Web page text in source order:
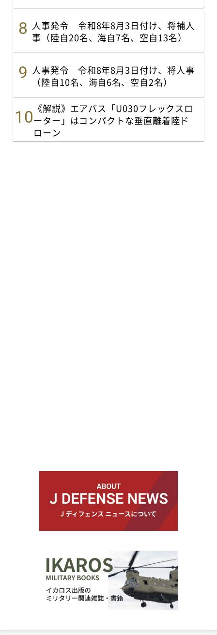
人事発令 令和8年8月3日付け、将補人
事（陸自20名、海自7名、空自13名）
人事発令 令和8年8月3日付け、将人事
（陸自10名、海自6名、空自2名）
《解説》エアバス「U030フレックスロ
ーター」はコンパクトな垂直離着陸ド
ローン